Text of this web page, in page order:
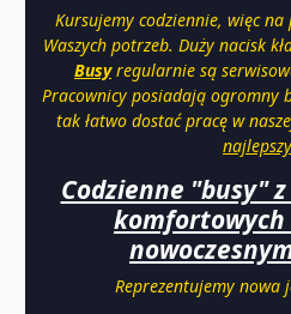
Kursujemy codziennie, więc
Waszych potrzeb. Duży nacisk
Busyregularnie są
Pracownicy posiadają ogromny
tak łatwo dostać pracę w
Codzienne "busy" z
Reprezentujemy nowa